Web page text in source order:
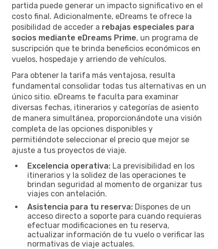
partida puede generar un impacto significativo en el
costo final. Adicionalmente, eDreams te ofrece la
posibilidad de acceder a rebajas especiales para
socios mediante eDreams Prime, un programa de
suscripción que te brinda beneficios económicos en
vuelos, hospedaje y arriendo de vehículos.
Para obtener la tarifa más ventajosa, resulta
fundamental consolidar todas tus alternativas en un
único sitio. eDreams te faculta para examinar
diversas fechas, itinerarios y categorías de asiento
de manera simultánea, proporcionándote una visión
completa de las opciones disponibles y
permitiéndote seleccionar el precio que mejor se
ajuste a tus proyectos de viaje.
Excelencia operativa: La previsibilidad en los
itinerarios y la solidez de las operaciones te
brindan seguridad al momento de organizar tus
viajes con antelación.
Asistencia para tu reserva: Dispones de un
acceso directo a soporte para cuando requieras
efectuar modificaciones en tu reserva,
actualizar información de tu vuelo o verificar las
normativas de viaje actuales.